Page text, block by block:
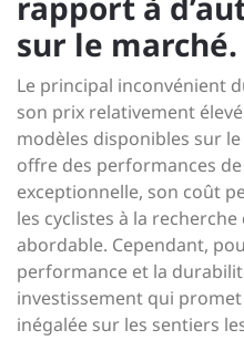
sur le marché.
Le principal inconvénient
son prix relativement
modèles disponibles sur
offre des performances
exceptionnelle, son coût
les cyclistes à la
abordable. Cependant,
performance et la
investissement qui
inégalée sur les sentiers